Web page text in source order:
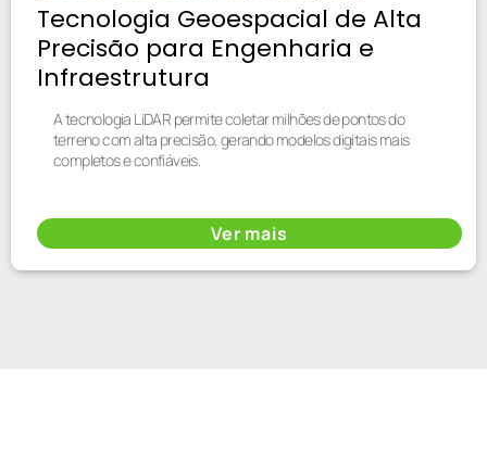
Tecnologia Geoespacial de Alta
Precisão para Engenharia e
Infraestrutura
A tecnologia LiDAR permite coletar milhões de pontos do
terreno com alta precisão, gerando modelos digitais mais
completos e confiáveis.
Ver mais